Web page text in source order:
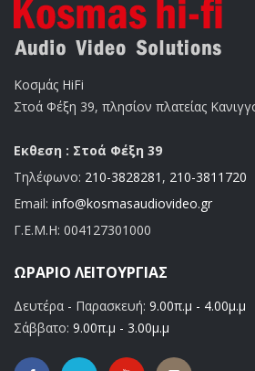
Κοσμάς HiFi
Στοά Φέξη 39, πλησίον πλατείας
Εκθεση : Στοά Φέξη 39
Τηλέφωνο: 210-3828281 , 210-3811720
Email: info@kosmasaudiovideo.gr
Γ.Ε.Μ.Η: 004127301000
ΩΡΆΡΙΟ ΛΕΙΤΟΥΡΓΊΑΣ
Δευτέρα - Παρασκευή: 9.00π.μ - 4.00μ.μ
Σάββατο: 9.00π.μ - 3.00μ.μ